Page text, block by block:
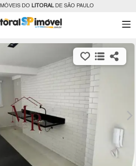
DO LITORALDE SÃO PAULO